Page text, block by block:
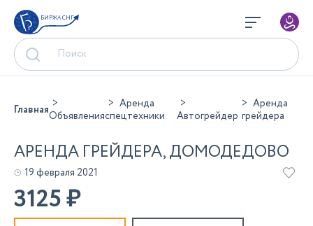
БИРЖА СНГ
ГлавнаяОбъявления
Аренда
спецтехники
Автогрейдер
Аренда
грейдера
АРЕНДА ГРЕЙДЕРА, ДОМОДЕДОВО
19 февраля 2021
3125₽